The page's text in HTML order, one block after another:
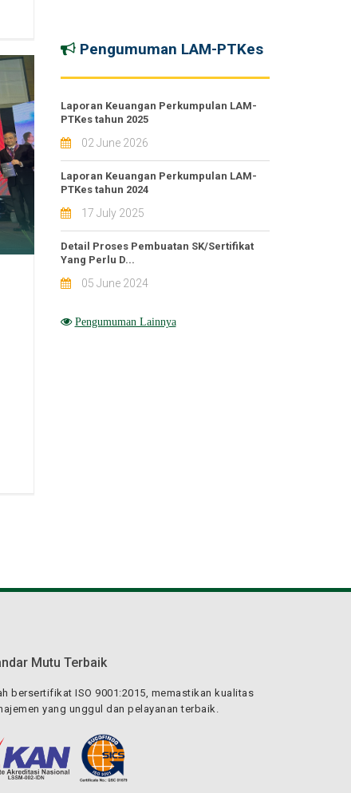
Pengumuman LAM-PTKes
Laporan Keuangan Perkumpulan LAM-
PTKes tahun 2025
02 June 2026
Laporan Keuangan Perkumpulan LAM-
PTKes tahun 2024
17 July 2025
Detail Proses Pembuatan SK/Sertifikat
Yang Perlu D...
05 June 2024
Pengumuman Lainnya
Mutu Terbaik
bersertifikat ISO 9001:2015, memastikan kualitas
yang unggul dan pelayanan terbaik.